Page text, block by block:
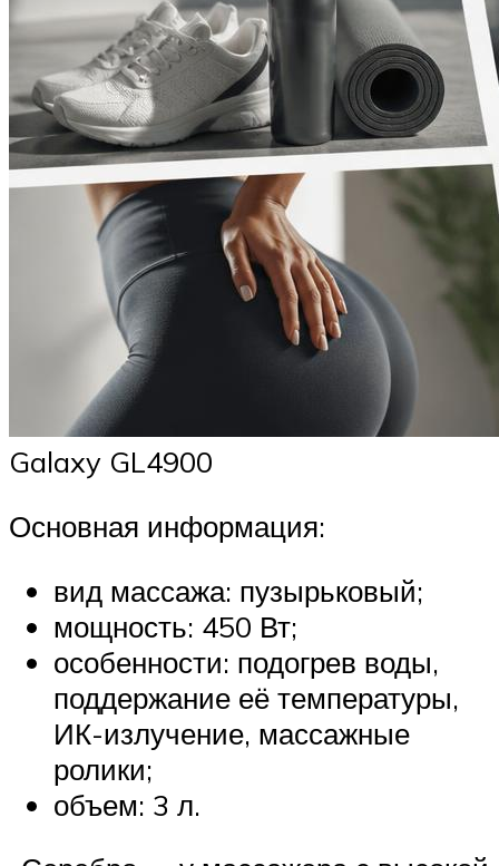
Galaxy GL4900
Основная информация:
вид массажа: пузырьковый;
мощность: 450 Вт;
особенности: подогрев воды,
поддержание её температуры,
ИК-излучение, массажные
ролики;
объем: 3 л.